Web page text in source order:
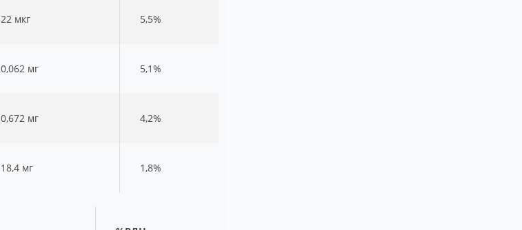
22 мкг 5,5%
0,062 мг 5,1%
0,672 мг 4,2%
18,4 мг 1,8%